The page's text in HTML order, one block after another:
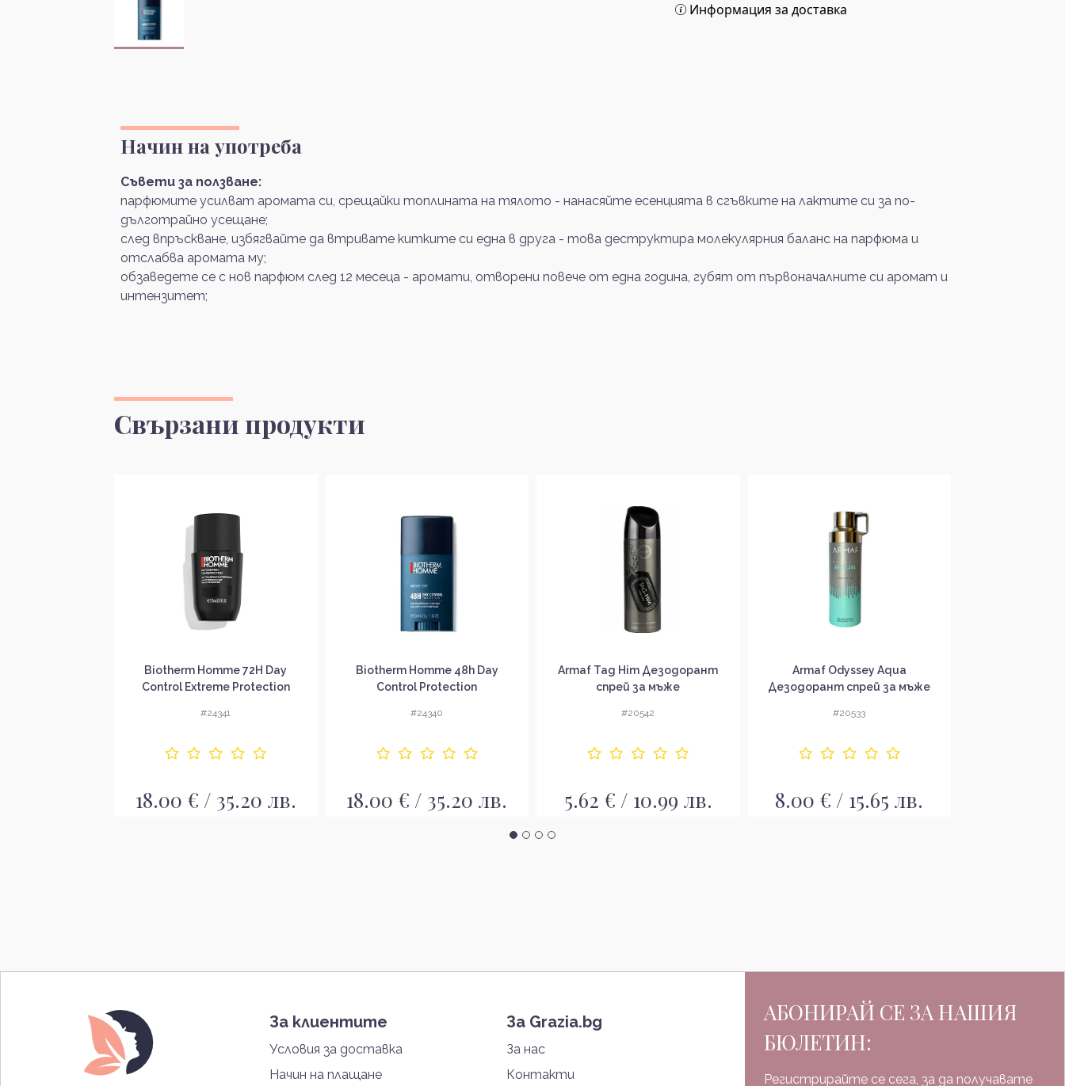
Информация за доставка
Начин на употреба
Съвети за ползване:
парфюмите усилват аромата си, срещайки топлината на тялото - нанасяйте есенцията в сгъвките на лактите си за по-
дълготрайно усещане;
след впръскване, избягвайте да втривате китките си една в друга - това деструктира молекулярния баланс на парфюма и
отслабва аромата му;
обзаведете се с нов парфюм след 12 месеца - аромати, отворени повече от една година, губят от първоначалните си аромат и
интензитет;
Свързани продукти
Biotherm Homme 72H Day
Control Extreme Protection
#24341
18.00 € / 35.20 лв.
Biotherm Homme 48h Day
Control Protection
#24340
18.00 € / 35.20 лв.
Armaf Tag Him Дезодорант
спрей за мъже
#20542
5.62 € / 10.99 лв.
Armaf Odyssey Aqua
Дезодорант спрей за мъже
#20533
8.00 € / 15.65 лв.
За клиентите
Условия за доставка
Начин на плащане
За Grazia.bg
За нас
Контакти
АБОНИРАЙ СЕ ЗА НАШИЯ
БЮЛЕТИН:
Регистрирайте се сега, за да получавате